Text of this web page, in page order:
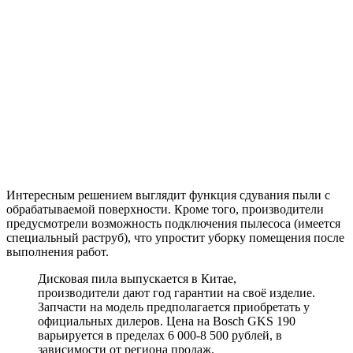
Интересным решением выглядит функция сдувания пыли с
обрабатываемой поверхности. Кроме того, производители
предусмотрели возможность подключения пылесоса (имеется
специальный раструб), что упростит уборку помещения после
выполнения работ.
Дисковая пила выпускается в Китае,
производители дают год гарантии на своё изделие.
Запчасти на модель предполагается приобретать у
официальных дилеров. Цена на Bosch GKS 190
варьируется в пределах 6 000-8 500 рублей, в
зависимости от региона продаж.